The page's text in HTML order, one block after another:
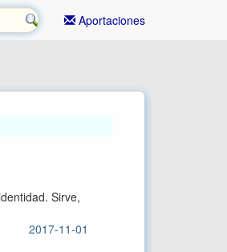
Aportaciones
Sirve,
2017-11-01